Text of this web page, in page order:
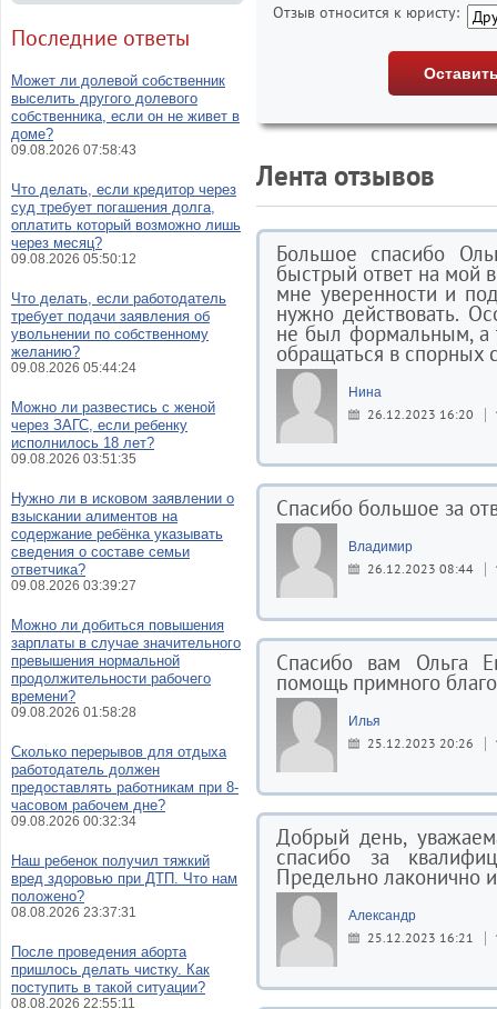
Отзыв относится к юристу:
Лента отзывов
Большое спасибо
быстрый ответ на мой
мне уверенности и
нужно действовать.
не был формальным, а
обращаться в спорных
Нина
26.12.2023 16:20
Спасибо большое за
Владимир
26.12.2023 08:44
Спасибо вам Ольга
помощь примного
Илья
25.12.2023 20:26
Добрый день,
спасибо за
Предельно лаконично
Александр
25.12.2023 16:21
Последние ответы
Может ли долевой собственник
выселить другого долевого
собственника, если он не живет в
доме?
09.08.2026 07:58:43
Что делать, если кредитор через
суд требует погашения долга,
оплатить который возможно лишь
через месяц?
09.08.2026 05:50:12
Что делать, если работодатель
требует подачи заявления об
увольнении по собственному
желанию?
09.08.2026 05:44:24
Можно ли развестись с женой
через ЗАГС, если ребенку
исполнилось 18 лет?
09.08.2026 03:51:35
Нужно ли в исковом заявлении о
взыскании алиментов на
содержание ребёнка указывать
сведения о составе семьи
ответчика?
09.08.2026 03:39:27
Можно ли добиться повышения
зарплаты в случае значительного
превышения нормальной
продолжительности рабочего
времени?
09.08.2026 01:58:28
Сколько перерывов для отдыха
работодатель должен
предоставлять работникам при 8-
часовом рабочем дне?
09.08.2026 00:32:34
Наш ребенок получил тяжкий
вред здоровью при ДТП. Что нам
положено?
08.08.2026 23:37:31
После проведения аборта
пришлось делать чистку. Как
поступить в такой ситуации?
08.08.2026 22:55:11